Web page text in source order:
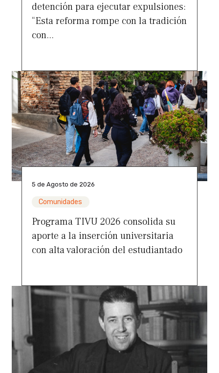
detención para ejecutar expulsiones:
“Esta reforma rompe con la tradición
con...
5 de Agosto de 2026
Comunidades
Programa TIVU 2026 consolida su
aporte a la inserción universitaria
con alta valoración del estudiantado